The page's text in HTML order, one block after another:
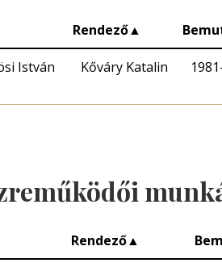
Rendező▲
István Kőváry Katalin
Rendező▲